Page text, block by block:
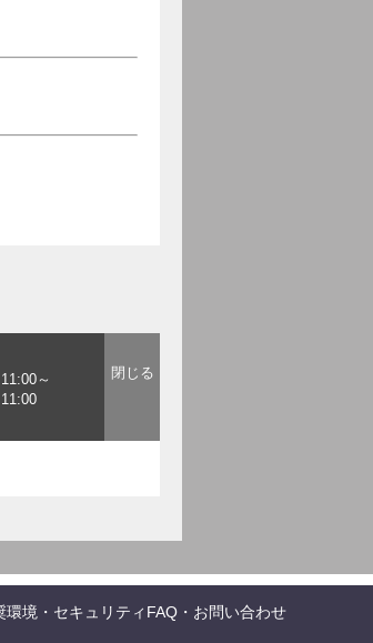
～
環境・セキュリティ FAQ・お問い合わせ